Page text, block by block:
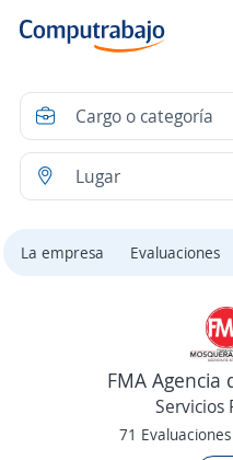
La empresa Evaluaciones
FMA Agencia
Servicios
71 Evaluaciones